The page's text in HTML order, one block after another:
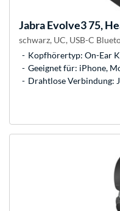
JabraEvolve3 75,
schwarz, UC, USB-C
Kopfhörertyp: On-Ear
Geeignet für: iPhone,
Drahtlose Verbindung: